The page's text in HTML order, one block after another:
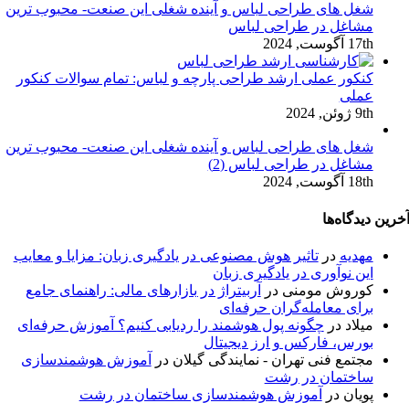
شغل های طراحی لباس و آینده شغلی این صنعت- محبوب ترین
مشاغل در طراحی لباس
17th آگوست, 2024
کنکور عملی ارشد طراحی پارچه و لباس: تمام سوالات کنکور
عملی
9th ژوئن, 2024
شغل های طراحی لباس و آینده شغلی این صنعت- محبوب ترین
مشاغل در طراحی لباس (2)
18th آگوست, 2024
آخرین دیدگاه‌ها
مهدیه درتاثیر هوش مصنوعی در یادگیری زبان: مزایا و معایب
این نوآوری در یادگیری زبان
کوروش مومنی در
آربیتراژ در بازارهای مالی: راهنمای جامع
برای معامله‌گران حرفه‌ای
میلاد در چگونه پول هوشمند را ردیابی کنیم؟ آموزش حرفه‌ای
بورس، فارکس و ارز دیجیتال
مجتمع فنی تهران - نمایندگی گیلان در
آموزش هوشمندسازی
ساختمان در رشت
پویان در آموزش هوشمندسازی ساختمان در رشت